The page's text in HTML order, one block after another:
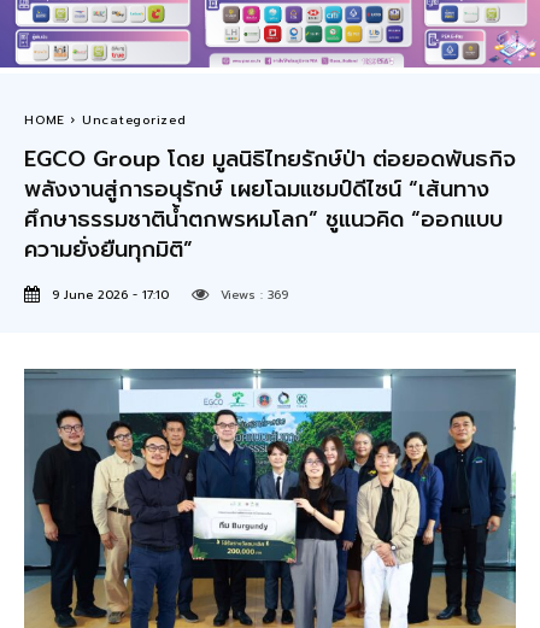
HOME Uncategorized
EGCO Group โดย มูลนิธิไทยรักษ์ป่า ต่อยอดพันธกิจ
พลังงานสู่การอนุรักษ์ เผยโฉมแชมป์ดีไซน์ “เส้นทาง
ศึกษาธรรมชาติน้ำตกพรหมโลก” ชูแนวคิด “ออกแบบ
ความยั่งยืนทุกมิติ”
9 June 2026 - 17:10 Views : 369